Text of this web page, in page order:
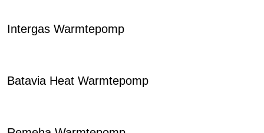
Intergas Warmtepomp
Batavia Heat Warmtepomp